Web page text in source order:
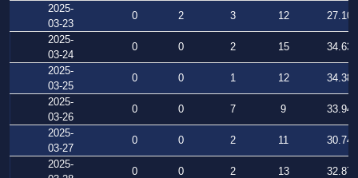
2025-
03-23
0 2 3 12
27.101
2025-
03-24
0 0 2 15
34.637
2025-
03-25
0 0 1 12
34.382
2025-
03-26
0 0 7 9
33.946
2025-
03-27
0 0 2 11
30.741
2025-
0 0 2 13
32.876